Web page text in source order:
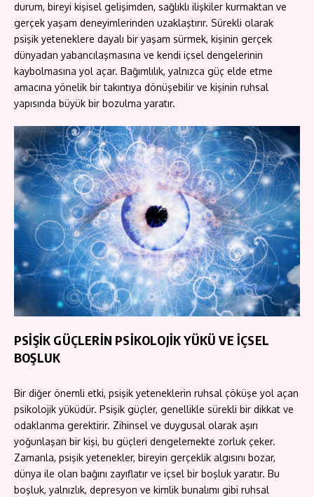
durum, bireyi kişisel gelişimden, sağlıklı ilişkiler kurmaktan ve
gerçek yaşam deneyimlerinden uzaklaştırır. Sürekli olarak
psişik yeteneklere dayalı bir yaşam sürmek, kişinin gerçek
dünyadan yabancılaşmasına ve kendi içsel dengelerinin
kaybolmasına yol açar. Bağımlılık, yalnızca güç elde etme
amacına yönelik bir takıntıya dönüşebilir ve kişinin ruhsal
yapısında büyük bir bozulma yaratır.
PSİŞİK GÜÇLERİN PSİKOLOJİK YÜKÜ VE İÇSEL
BOŞLUK
Bir diğer önemli etki, psişik yeteneklerin ruhsal çöküşe yol açan
psikolojik yüküdür. Psişik güçler, genellikle sürekli bir dikkat ve
odaklanma gerektirir. Zihinsel ve duygusal olarak aşırı
yoğunlaşan bir kişi, bu güçleri dengelemekte zorluk çeker.
Zamanla, psişik yetenekler, bireyin gerçeklik algısını bozar,
dünya ile olan bağını zayıflatır ve içsel bir boşluk yaratır. Bu
boşluk, yalnızlık, depresyon ve kimlik bunalımı gibi ruhsal